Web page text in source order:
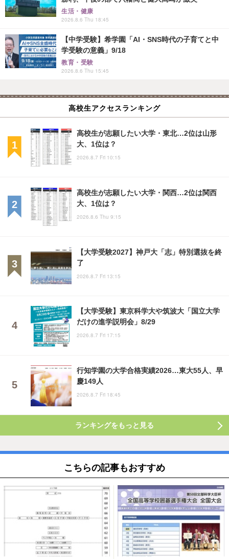
生活・健康
2026.8.6 Thu 18:45
【中学受験】希学園「AI・SNS時代の子育てと中
学受験の意義」9/18
教育・受験
2026.8.6 Thu 15:45
高校生アクセスランキング
高校生が志願したい大学・東北…2位は山形
大、1位は？
2026.8.7 Fri 10:15
高校生が志願したい大学・関西…2位は関西
大、1位は？
2026.8.6 Thu 9:15
【大学受験2027】神戸大「志」特別選抜を終
了
2026.8.7 Fri 13:15
【大学受験】東京科学大や筑波大「国立大学
だけの進学説明会」8/29
2026.8.7 Fri 17:15
行知学園の大学合格実績2026…東大55人、早
慶149人
2026.8.7 Fri 18:45
ランキングをもっと見る
こちらの記事もおすすめ